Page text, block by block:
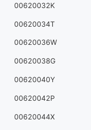
00620032K
00620034T
00620036W
00620038G
00620040Y
00620042P
00620044X